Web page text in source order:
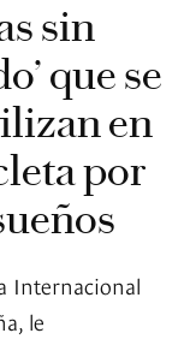
sin
que se
en
por
Internacional
le